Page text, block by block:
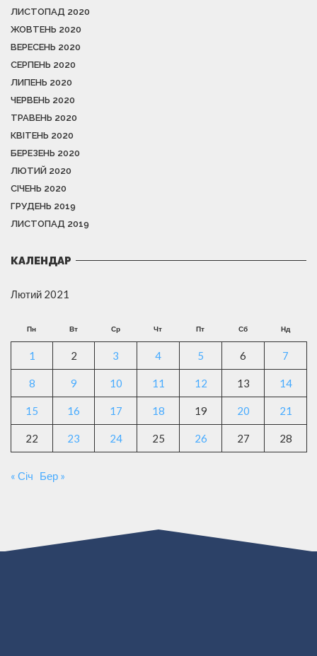
ЛИСТОПАД 2020
ЖОВТЕНЬ 2020
ВЕРЕСЕНЬ 2020
СЕРПЕНЬ 2020
ЛИПЕНЬ 2020
ЧЕРВЕНЬ 2020
ТРАВЕНЬ 2020
КВІТЕНЬ 2020
БЕРЕЗЕНЬ 2020
ЛЮТИЙ 2020
СІЧЕНЬ 2020
ГРУДЕНЬ 2019
ЛИСТОПАД 2019
КАЛЕНДАР
Лютий 2021
Пн Вт Ср Чт Пт Сб Нд
1 2 3 4 5 6 7
8 9 10 11 12 13 14
15 16 17 18 19 20 21
22 23 24 25 26 27 28
« Січ Бер »